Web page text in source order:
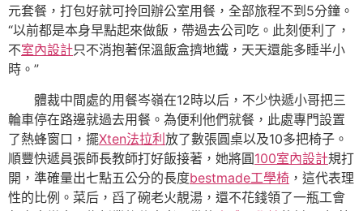
元套餐，打包好就可拎回辦公室用餐，全部旅程不到5分鐘。
“以前都是本身早點起來做飯，帶過去公司吃。此刻便利了，
不室內設計只不消抱著保溫飯盒擠地鐵，天天還能多睡半小
時。”
體裁中間處的用餐岑嶺在12時以后，不少快遞小哥把三
輪車停在路邊就過去用餐。為便利他們就餐，此處專門設置
了熱蜂窗口，擺Xten法拉利放了數張圓桌以及10多把椅子。
順豐快遞員張師長教師打好飯接著，她將圓100室內設計規打
開，準確量出七點五公分的長度bestmade工學椅 ，這代表理
性的比例。菜后，舀了碗老火靚湯，還不花錢領了一瓶工會